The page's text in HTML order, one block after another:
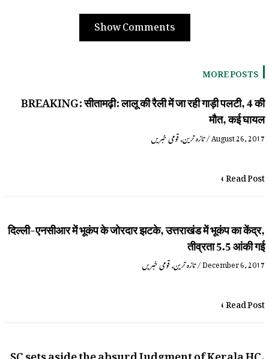
Show Comments
MORE POSTS
BREAKING: सीतामढ़ी: लालू की रैली में जा रही गाड़ी पलटी, 4 की
मौत, कई घायल
تازہ ترین,قومی خبریں /August 26, 2017
Read Post »
दिल्ली-एनसीआर में भूकंप के जोरदार झटके, उत्तराखंड में भूकंप का केंद्र,
तीव्रता 5.5 आंकी गई
تازہ ترین,قومی خبریں /December 6, 2017
Read Post »